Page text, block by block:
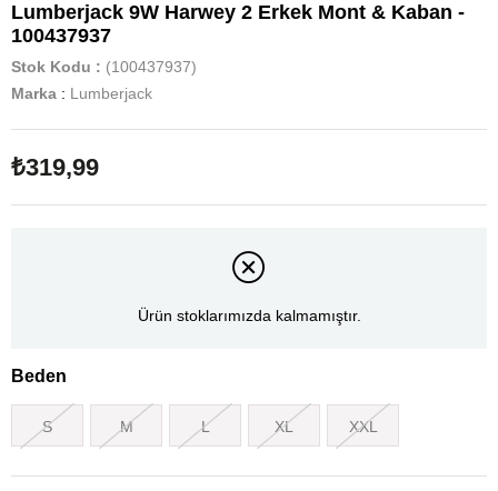
Lumberjack 9W Harwey 2 Erkek Mont & Kaban -
100437937
Stok Kodu
(100437937)
Marka : Lumberjack
₺319,99
Ürün stoklarımızda kalmamıştır.
Beden
S M L XL XXL